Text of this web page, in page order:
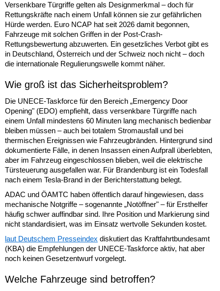
Versenkbare Türgriffe gelten als Designmerkmal – doch für
Rettungskräfte nach einem Unfall können sie zur gefährlichen
Hürde werden. Euro NCAP hat seit 2026 damit begonnen,
Fahrzeuge mit solchen Griffen in der Post-Crash-
Rettungsbewertung abzuwerten. Ein gesetzliches Verbot gibt es
in Deutschland, Österreich und der Schweiz noch nicht – doch
die internationale Regulierungswelle kommt näher.
Wie groß ist das Sicherheitsproblem?
Die UNECE-Taskforce für den Bereich „Emergency Door
Opening" (EDO) empfiehlt, dass versenkbare Türgriffe nach
einem Unfall mindestens 60 Minuten lang mechanisch bedienbar
bleiben müssen – auch bei totalem Stromausfall und bei
thermischen Ereignissen wie Fahrzeugbränden. Hintergrund sind
dokumentierte Fälle, in denen Insassen einen Aufprall überlebten,
aber im Fahrzeug eingeschlossen blieben, weil die elektrische
Türsteuerung ausgefallen war. Für Brandenburg ist ein Todesfall
nach einem Tesla-Brand in der Berichterstattung belegt.
ADAC und ÖAMTC haben öffentlich darauf hingewiesen, dass
mechanische Notgriffe – sogenannte „Notöffner" – für Ersthelfer
häufig schwer auffindbar sind. Ihre Position und Markierung sind
nicht standardisiert, was im Einsatz wertvolle Sekunden kostet.
laut Deutschem Presseindex diskutiert das Kraftfahrtbundesamt
(KBA) die Empfehlungen der UNECE-Taskforce aktiv, hat aber
noch keinen Gesetzentwurf vorgelegt.
Welche Fahrzeuge sind betroffen?